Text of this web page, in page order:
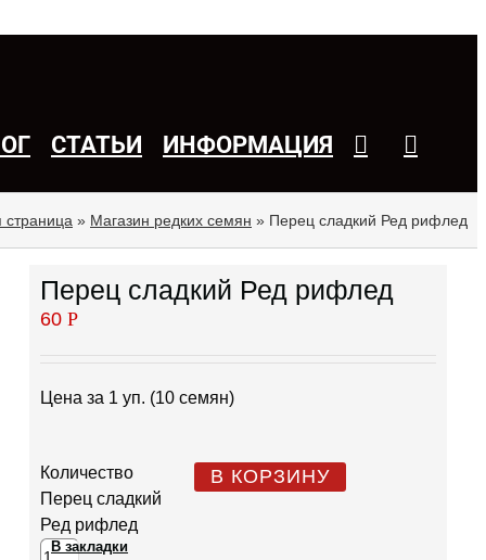
СТАТЬИ ИНФОРМАЦИЯ
страница » Магазин редких семян » Перец сладкий Ред рифлед
Перец сладкий Ред рифлед
60Р
Цена за 1 уп. (10 семян)
Количество
Перец сладкий
Ред рифлед
В КОРЗИНУ
В закладки